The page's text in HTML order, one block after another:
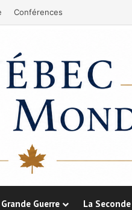
Conférences
Guerre La